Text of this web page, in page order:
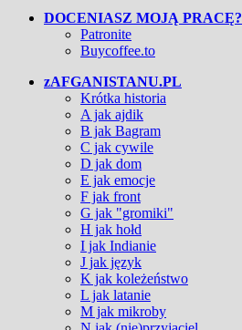
DOCENIASZ MOJĄ PRACĘ?
Patronite
Buycoffee.to
zAFGANISTANU.PL
Krótka historia
A jak ajdik
B jak Bagram
C jak cywile
D jak dom
E jak emocje
F jak front
G jak "gromiki"
H jak hołd
I jak Indianie
J jak język
K jak koleżeństwo
L jak latanie
M jak mikroby